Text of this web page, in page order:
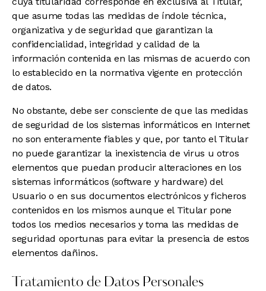
que asume todas las medidas de índole técnica,
organizativa y de seguridad que garantizan la
confidencialidad, integridad y calidad de la
información contenida en las mismas de acuerdo con
lo establecido en la normativa vigente en protección
de datos.
No obstante, debe ser consciente de que las medidas
de seguridad de los sistemas informáticos en Internet
no son enteramente fiables y que, por tanto el Titular
no puede garantizar la inexistencia de virus u otros
elementos que puedan producir alteraciones en los
sistemas informáticos (software y hardware) del
Usuario o en sus documentos electrónicos y ficheros
contenidos en los mismos aunque el Titular pone
todos los medios necesarios y toma las medidas de
seguridad oportunas para evitar la presencia de estos
elementos dañinos.
Tratamiento de Datos Personales